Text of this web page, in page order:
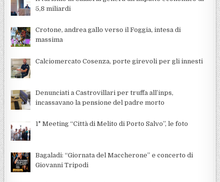
5,8 miliardi
Crotone, andrea gallo verso il Foggia, intesa di
massima
Calciomercato Cosenza, porte girevoli per gli innesti
Denunciati a Castrovillari per truffa all’inps,
incassavano la pensione del padre morto
1° Meeting “Città di Melito di Porto Salvo”, le foto
Bagaladi: “Giornata del Maccherone” e concerto di
Giovanni Tripodi